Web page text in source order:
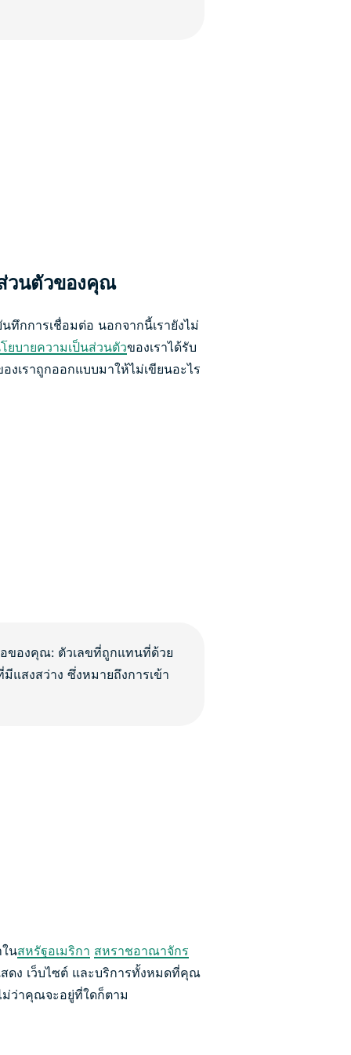
วนตัวของคุณ
ทึกการเชื่อมต่อ นอกจากนี้เรายังไม่
ยบายความเป็นส่วนตัวของเราได้รับ
งเราถูกออกแบบมาให้ไม่เขียนอะไร
ในสหรัฐอเมริกา สหราชอาณาจักร
สดง เว็บไซต์ และบริการทั้งหมดที่คุณ
ม่ว่าคุณจะอยู่ที่ใดก็ตาม